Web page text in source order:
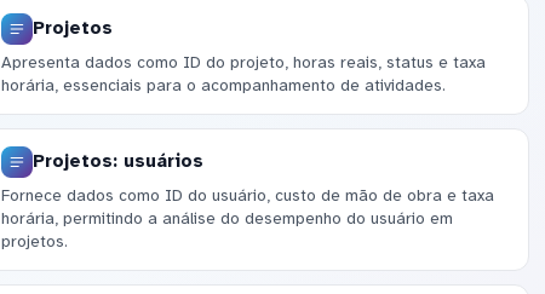
Projetos
Apresenta dados como ID do projeto, horas reais, status e taxa
horária, essenciais para o acompanhamento de atividades.
Projetos: usuários
Fornece dados como ID do usuário, custo de mão de obra e taxa
horária, permitindo a análise do desempenho do usuário em
projetos.